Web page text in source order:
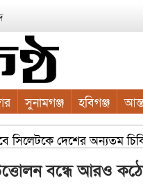
সুনামগঞ্জ হবিগঞ্জ
দেশের অন্যতম
চৌধুরী বন্ধে আরও